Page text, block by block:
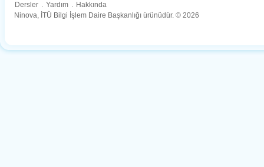
Dersler . Yardım . Hakkında
Ninova, İTÜ Bilgi İşlem Daire Başkanlığı ürünüdür. © 2026